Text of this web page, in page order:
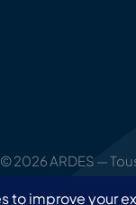
© 2026 ARDES —